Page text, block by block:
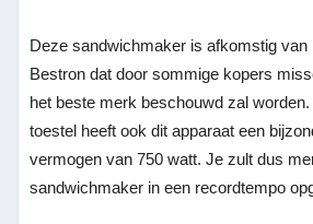
Deze sandwichmaker is afkomstig van
Bestron dat door sommige kopers
het beste merk beschouwd zal
toestel heeft ook dit apparaat een
vermogen van 750 watt. Je zult dus
sandwichmaker in een recordtempo